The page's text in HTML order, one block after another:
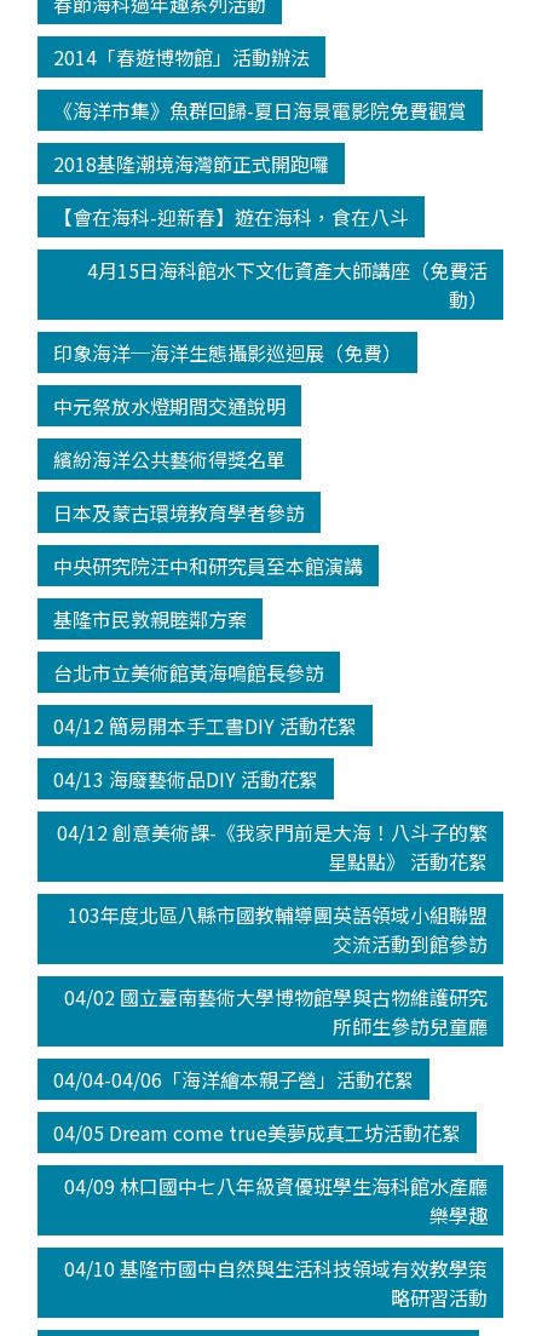
2014「春遊博物館」活動辦法
《海洋市集》魚群回歸-夏日海景電影院免費觀賞
2018基隆潮境海灣節正式開跑囉
【會在海科-迎新春】遊在海科，食在八斗
4月15日海科館水下文化資產大師講座（免費活
動）
印象海洋─海洋生態攝影巡迴展（免費）
中元祭放水燈期間交通說明
繽紛海洋公共藝術得獎名單
日本及蒙古環境教育學者參訪
中央研究院汪中和研究員至本館演講
基隆市民敦親睦鄰方案
台北市立美術館黃海鳴館長參訪
04/12 簡易開本手工書DIY 活動花絮
04/13 海廢藝術品DIY 活動花絮
04/12 創意美術課-《我家門前是大海！八斗子的繁
星點點》 活動花絮
103年度北區八縣市國教輔導團英語領域小組聯盟
交流活動到館參訪
04/02 國立臺南藝術大學博物館學與古物維護研究
所師生參訪兒童廳
04/04-04/06「海洋繪本親子營」活動花絮
04/05 Dream come true美夢成真工坊活動花絮
04/09 林口國中七八年級資優班學生海科館水產廳
樂學趣
04/10 基隆市國中自然與生活科技領域有效教學策
略研習活動